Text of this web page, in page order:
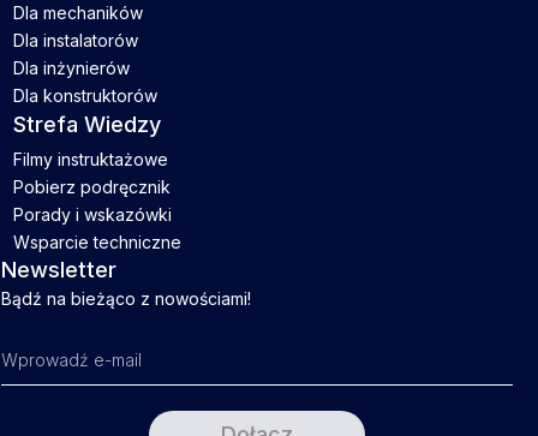
Dla mechaników
Dla instalatorów
Dla inżynierów
Dla konstruktorów
Strefa Wiedzy
Filmy instruktażowe
Pobierz podręcznik
Porady i wskazówki
Wsparcie techniczne
Newsletter
Bądź na bieżąco z nowościami!